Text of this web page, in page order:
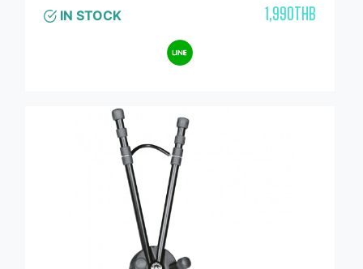
IN STOCK 1,990THB